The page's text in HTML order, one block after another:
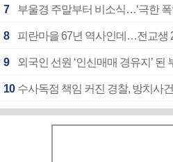
7 부울경 주말부터 비소식…‘극한 폭
8 피란마을 67년 역사인데…전교생
9 외국인 선원 ‘인신매매 경유지’
10 수사독점 책임 커진 경찰, 방치사